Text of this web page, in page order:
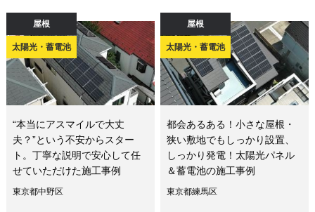
屋根
太陽光・蓄電池
“本当にアスマイルで大丈
夫？”という不安からスター
ト。丁寧な説明で安心して任
せていただけた施工事例
東京都中野区
屋根
太陽光・蓄電池
都会あるある！小さな屋根・
狭い敷地でもしっかり設置、
しっかり発電！太陽光パネル
＆蓄電池の施工事例
東京都練馬区